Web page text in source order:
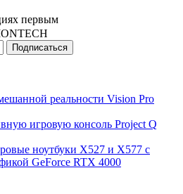
первым
реальности Vision Pro
игровую консоль Project Q
ноутбуки X527 и X577 с
GeForce RTX 4000